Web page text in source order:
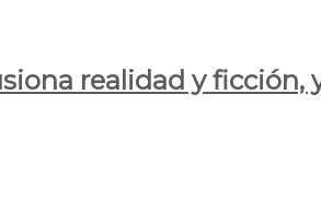
realidad y ficción,